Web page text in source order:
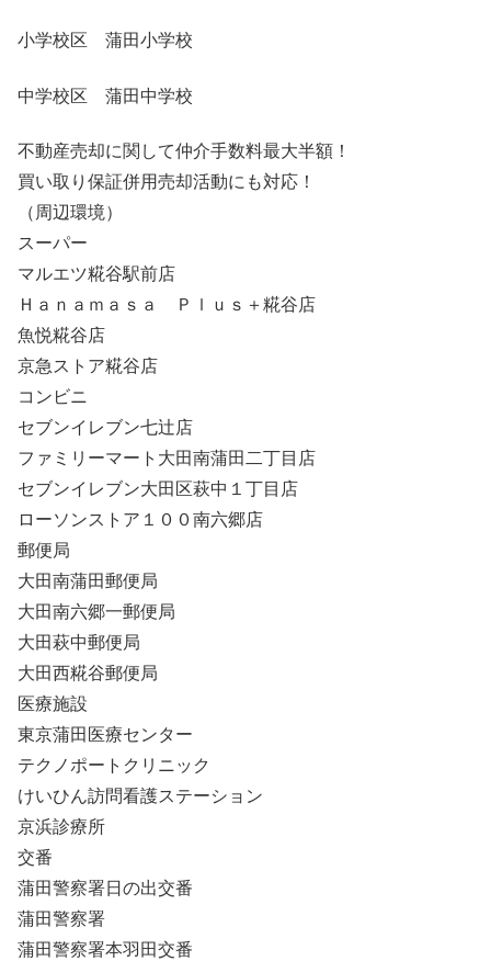
小学校区 蒲田小学校
中学校区 蒲田中学校
不動産売却に関して仲介手数料最大半額！
買い取り保証併用売却活動にも対応！
（周辺環境）
スーパー
マルエツ糀谷駅前店
Ｈａｎａｍａｓａ Ｐｌｕｓ＋糀谷店
魚悦糀谷店
京急ストア糀谷店
コンビニ
セブンイレブン七辻店
ファミリーマート大田南蒲田二丁目店
セブンイレブン大田区萩中１丁目店
ローソンストア１００南六郷店
郵便局
大田南蒲田郵便局
大田南六郷一郵便局
大田萩中郵便局
大田西糀谷郵便局
医療施設
東京蒲田医療センター
テクノポートクリニック
けいひん訪問看護ステーション
京浜診療所
交番
蒲田警察署日の出交番
蒲田警察署
蒲田警察署本羽田交番